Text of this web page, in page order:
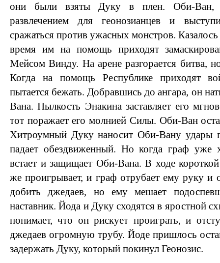
они были взяты Дуку в плен. Оби-Ван,
развлечением для геонозианцев и
сражаться против ужасных монстров.
время им на помощь приходят
Мейсом Винду. На арене разгорается битва,
Когда на помощь Республике приходят
пытается бежать. Добравшись до ангара, он
Вана. Пылкость Энакина заставляет его
тот поражает его молнией Силы. Оби-Ван
Хитроумный Дуку наносит Оби-Вану удары
падает обездвиженный. Но когда граф уже
встает и защищает Оби-Вана. В ходе
же проигрывает, и граф отрубает ему руку и
добить джедаев, но ему мешает
наставник. Йода и Дуку сходятся в яростной
понимает, что он рискует проиграть, и
джедаев огромную трубу. Йоде пришлось
задержать Дуку, который покинул Геонозис.